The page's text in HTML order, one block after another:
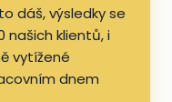
dáš, výsledky se
našich klientů, i
vytížené
dnem